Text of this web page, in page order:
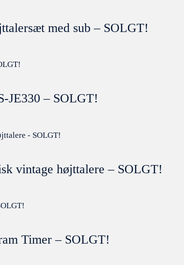
med sub – SOLGT!
JE330 – SOLGT!
vintage højttalere – SOLGT!
Timer – SOLGT!